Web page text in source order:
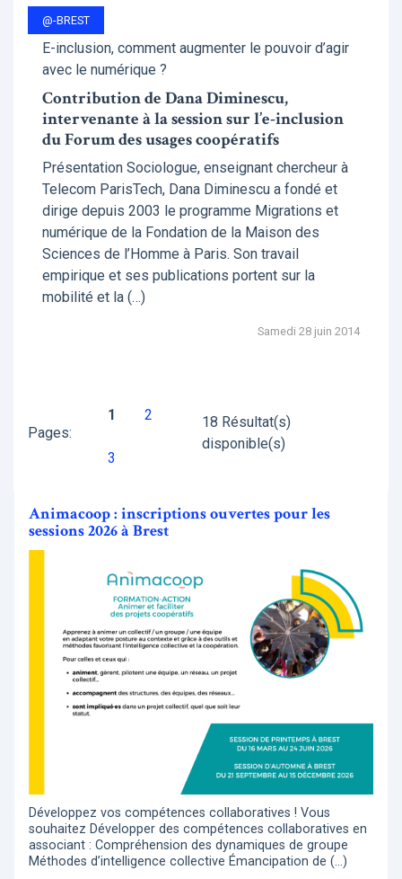
@-BREST
E-inclusion, comment augmenter le pouvoir d’agir
avec le numérique ?
Contribution de Dana Diminescu,
intervenante à la session sur l’e-inclusion
du Forum des usages coopératifs
Présentation Sociologue, enseignant chercheur à
Telecom ParisTech, Dana Diminescu a fondé et
dirige depuis 2003 le programme Migrations et
numérique de la Fondation de la Maison des
Sciences de l’Homme à Paris. Son travail
empirique et ses publications portent sur la
mobilité et la (…)
Samedi 28 juin 2014
Pages:
1 2
3
18 Résultat(s)
disponible(s)
Animacoop : inscriptions ouvertes pour les
sessions 2026 à Brest
Développez vos compétences collaboratives ! Vous
souhaitez Développer des compétences collaboratives en
associant : Compréhension des dynamiques de groupe
Méthodes d’intelligence collective Émancipation de (…)